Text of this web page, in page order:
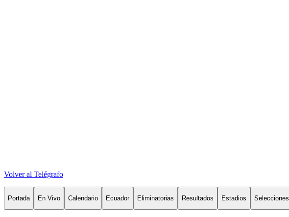
Volver al Telégrafo
Portada En Vivo Calendario Ecuador Eliminatorias Resultados Estadios Selecciones